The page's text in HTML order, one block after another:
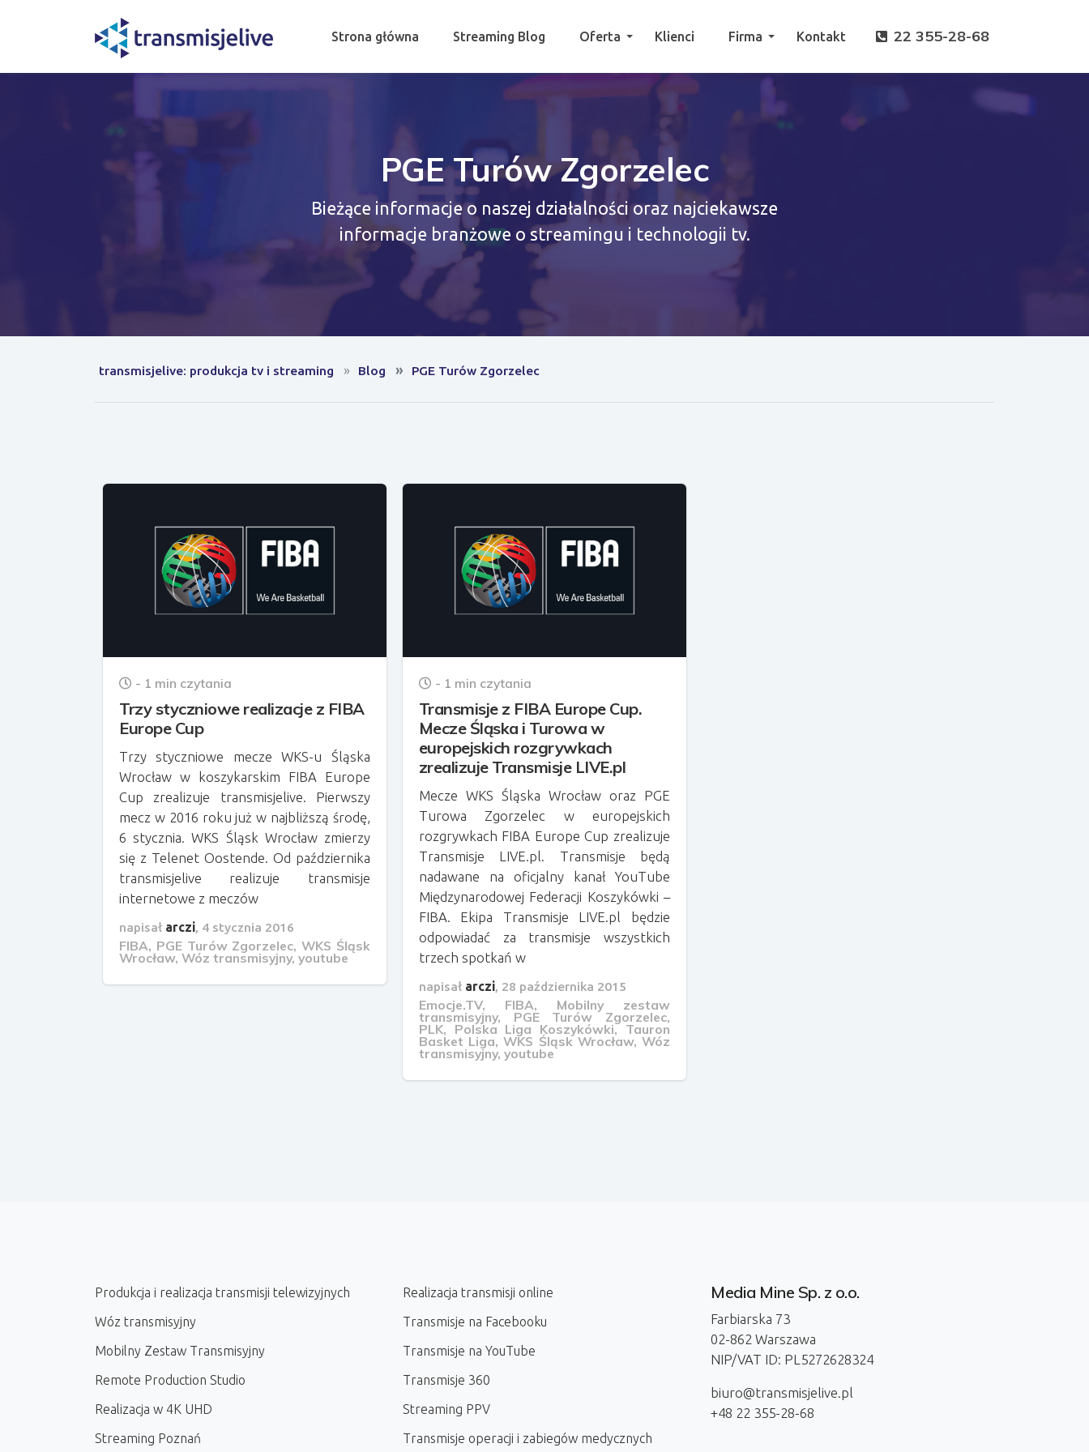
Strona główna Streaming Blog Oferta Klienci Firma Kontakt 22 355-28-68
PGE Turów Zgorzelec
Bieżące informacje o naszej działalności oraz najciekawsze
informacje branżowe o streamingu i technologii tv.
transmisjelive: produkcja tv i streaming Blog PGE Turów Zgorzelec
- 1 min czytania
Trzy styczniowe realizacje z FIBA
Europe Cup
Trzy styczniowe mecze WKS-u Śląska
Wrocław w koszykarskim FIBA Europe
Cup zrealizuje transmisjelive. Pierwszy
mecz w 2016 roku już w najbliższą środę,
6 stycznia. WKS Śląsk Wrocław zmierzy
się z Telenet Oostende. Od października
transmisjelive realizuje transmisje
internetowe z meczów
napisał arczi, 4 stycznia 2016
FIBA, PGE Turów Zgorzelec,WKS Śląsk
Wrocław, Wóz transmisyjny, youtube
- 1 min czytania
Transmisje z FIBA Europe Cup.
Mecze Śląska i Turowa w
europejskich rozgrywkach
zrealizuje Transmisje LIVE.pl
Mecze WKS Śląska Wrocław oraz PGE
Turowa Zgorzelec w europejskich
rozgrywkach FIBA Europe Cup zrealizuje
Transmisje LIVE.pl. Transmisje będą
nadawane na oficjalny kanał YouTube
Międzynarodowej Federacji Koszykówki –
FIBA. Ekipa Transmisje LIVE.pl będzie
odpowiadać za transmisje wszystkich
trzech spotkań w
napisał arczi, 28 października 2015
Emocje.TV, FIBA, Mobilny zestaw
transmisyjny, PGE Turów Zgorzelec,
PLK, Polska Liga Koszykówki, Tauron
Basket Liga,WKS Śląsk Wrocław, Wóz
transmisyjny, youtube
Produkcja i realizacja transmisji telewizyjnych
Wóz transmisyjny
Mobilny Zestaw Transmisyjny
Remote Production Studio
Realizacja w 4K UHD
Streaming Poznań
Realizacja transmisji online
Transmisje na Facebooku
Transmisje na YouTube
Transmisje 360
Streaming PPV
Transmisje operacji i zabiegów medycznych
Media Mine Sp. z o.o.
Farbiarska 73
02-862 Warszawa
NIP/VAT ID: PL5272628324
biuro@transmisjelive.pl
+48 22 355-28-68